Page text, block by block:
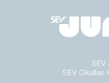
SEV
SEV Okulları